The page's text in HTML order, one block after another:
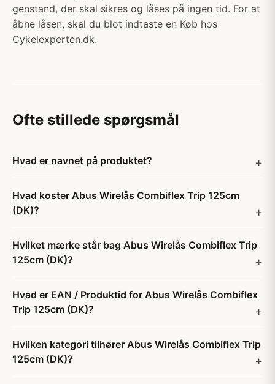
genstand, der skal sikres og låses på ingen tid. For at
åbne låsen, skal du blot indtaste en Køb hos
Cykelexperten.dk.
Ofte stillede spørgsmål
Hvad er navnet på produktet?
Hvad koster Abus Wirelås Combiflex Trip 125cm
(DK)?
Hvilket mærke står bag Abus Wirelås Combiflex Trip
125cm (DK)?
Hvad er EAN / Produktid for Abus Wirelås Combiflex
Trip 125cm (DK)?
Hvilken kategori tilhører Abus Wirelås Combiflex Trip
125cm (DK)?